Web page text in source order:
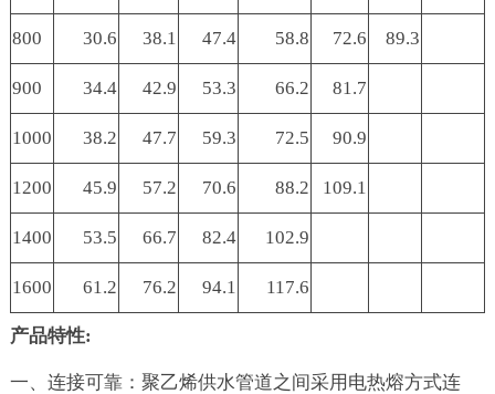
800 30.6 38.1 47.4 58.8 72.6 89.3
900 34.4 42.9 53.3 66.2 81.7
1000 38.2 47.7 59.3 72.5 90.9
1200 45.9 57.2 70.6 88.2 109.1
1400 53.5 66.7 82.4 102.9
1600 61.2 76.2 94.1 117.6
产品特性:
一、连接可靠：聚乙烯供水管道之间采用电热熔方式连